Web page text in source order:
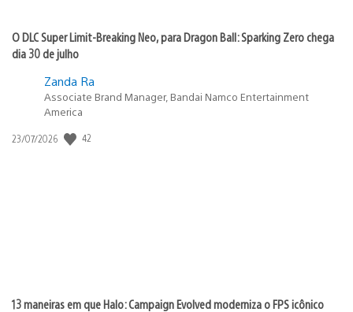
O DLC Super Limit-Breaking Neo, para Dragon Ball: Sparking Zero chega
dia 30 de julho
Zanda Ra
Associate Brand Manager, Bandai Namco Entertainment
America
Data
23/07/2026 42
13 maneiras em que Halo: Campaign Evolved moderniza o FPS icônico